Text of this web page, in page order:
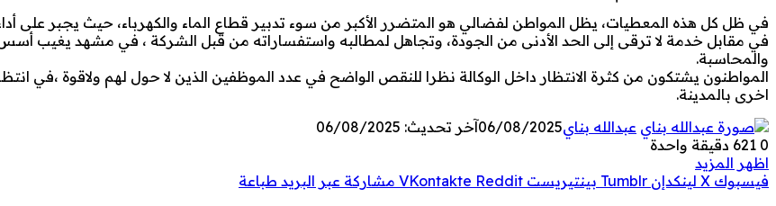
في ظل كل هذه المعطيات، يظل المواطن لفضالي هو المتضرر الأكبر من سوء تدبير قطاع الماء والكهرباء، حيث يجبر على
في مقابل خدمة لا ترقى إلى الحد الأدنى من الجودة، وتجاهل لمطالبه واستفساراته من قبل الشركة ، في مشهد يغيب أسس
والمحاسبة.
المواطنون يشتكون من كثرة الانتظار داخل الوكالة نظرا للنقص الواضح في عدد الموظفين الذين لا حول لهم ولاقوة ،في
اخرى بالمدينة.
عبدالله بناي06/08/2025آخر تحديث: 06/08/2025
0
دقيقة واحدة
اظهر المزيد
فيسبوك ‫X لينكدإن بينتيريست مشاركة عبر البريد طباعة